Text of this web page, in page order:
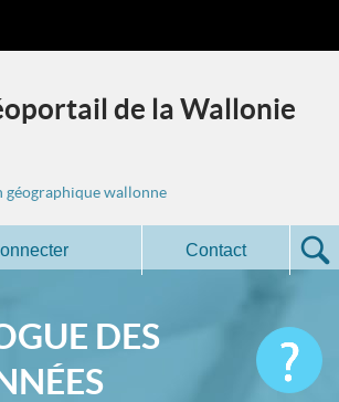
de la Wallonie
géographique wallonne
Contact
DES